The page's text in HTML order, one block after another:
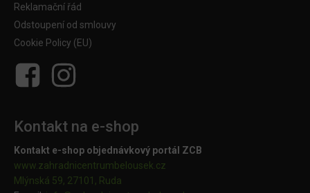
Reklamační řád
Odstoupení od smlouvy
Cookie Policy (EU)
Kontakt na e-shop
Kontakt e-shop objednávkový portál ZCB
www.zahradnicentrumbelousek.cz
Mlýnská 59, 27101, Ruda